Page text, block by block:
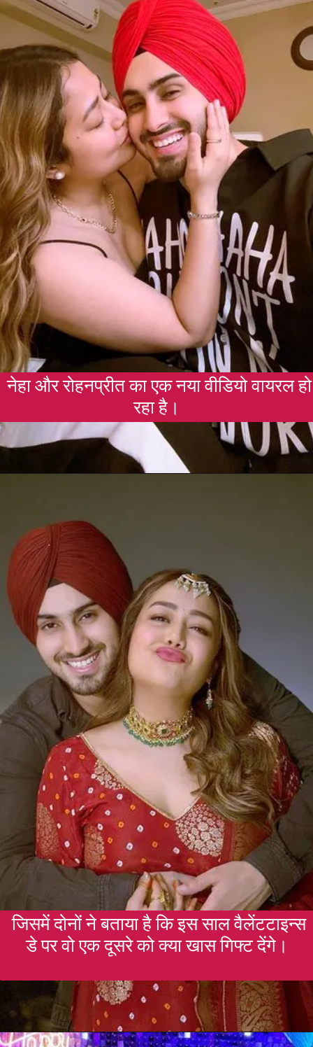
नेहा और रोहनप्रीत का एक नया वीडियो वायरल हो
रहा है।
जिसमें दोनों ने बताया है कि इस साल वैलेंटटाइन्स
डे पर वो एक दूसरे को क्या खास गिफ्ट देंगे।